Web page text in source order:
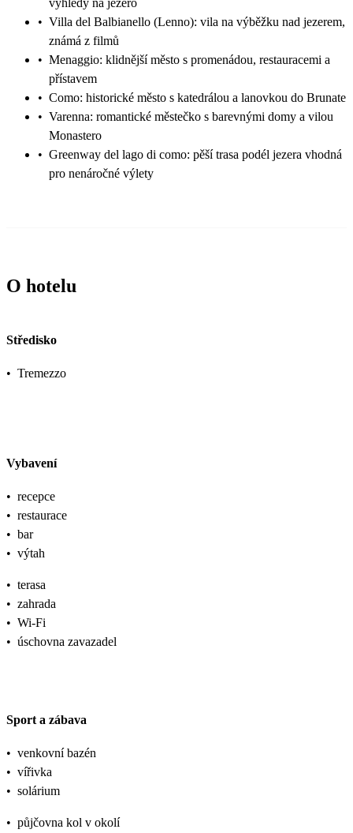
výhledy na jezero
• Villa del Balbianello (Lenno): vila na výběžku nad jezerem,
známá z filmů
• Menaggio: klidnější město s promenádou, restauracemi a
přístavem
• Como: historické město s katedrálou a lanovkou do Brunate
• Varenna: romantické městečko s barevnými domy a vilou
Monastero
• Greenway del lago di como: pěší trasa podél jezera vhodná
pro nenáročné výlety
O hotelu
Středisko
• Tremezzo
Vybavení
• recepce
• restaurace
• bar
• výtah
• terasa
• zahrada
• Wi-Fi
• úschovna zavazadel
Sport a zábava
• venkovní bazén
• vířivka
• solárium
• půjčovna kol v okolí